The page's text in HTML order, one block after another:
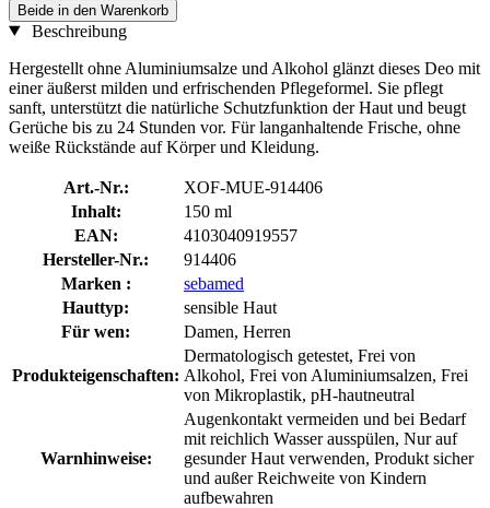
Beide in den Warenkorb
Beschreibung
Hergestellt ohne Aluminiumsalze und Alkohol glänzt dieses Deo mit
einer äußerst milden und erfrischenden Pflegeformel. Sie pflegt
sanft, unterstützt die natürliche Schutzfunktion der Haut und beugt
Gerüche bis zu 24 Stunden vor. Für langanhaltende Frische, ohne
weiße Rückstände auf Körper und Kleidung.
Art.-Nr.:
XOF-MUE-914406
Inhalt:
150 ml
EAN:
4103040919557
Hersteller-Nr.:
914406
Marken :
sebamed
Hauttyp:
sensible Haut
Für wen:
Damen, Herren
Produkteigenschaften:
Dermatologisch getestet, Frei von
Alkohol, Frei von Aluminiumsalzen, Frei
von Mikroplastik, pH-hautneutral
Warnhinweise:
Augenkontakt vermeiden und bei Bedarf
mit reichlich Wasser ausspülen, Nur auf
gesunder Haut verwenden, Produkt sicher
und außer Reichweite von Kindern
aufbewahren